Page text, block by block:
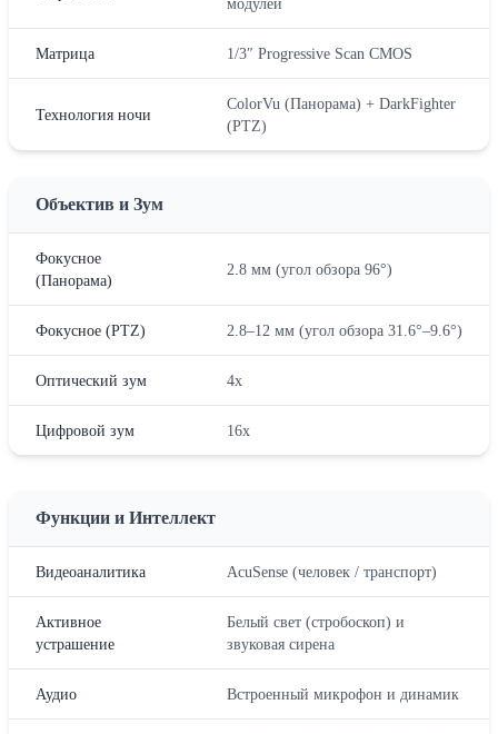
модулей
Матрица 1/3″ Progressive Scan CMOS
Технология ночи
ColorVu (Панорама) + DarkFighter
(PTZ)
Объектив и Зум
Фокусное
(Панорама)
2.8 мм (угол обзора 96°)
Фокусное (PTZ) 2.8–12 мм (угол обзора 31.6°–9.6°)
Оптический зум 4x
Цифровой зум 16x
Функции и Интеллект
Видеоаналитика AcuSense (человек / транспорт)
Активное
устрашение
Белый свет (стробоскоп) и
звуковая сирена
Аудио Встроенный микрофон и динамик